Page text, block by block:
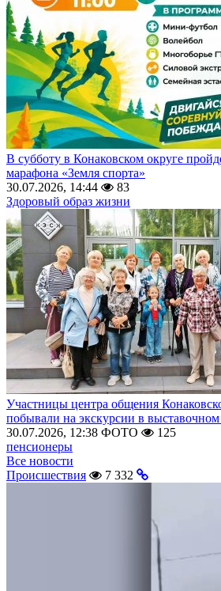
В субботу в Конаковском округе
марафона «Земля спорта»
30.07.2026, 14:44
83
Здоровый образ жизни
Участницы центра общения
побывали на экскурсии в
30.07.2026, 12:38 ФОТО
125
пенсионеры
Все новости
Происшествия
7 332